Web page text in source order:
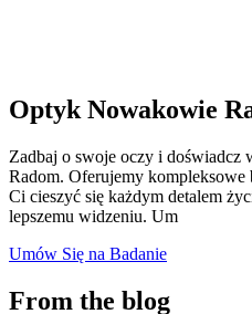
Optyk Nowakowie
Zadbaj o swoje oczy i doświadcz
Radom. Oferujemy kompleksowe
Ci cieszyć się każdym detalem
lepszemu widzeniu. Um
Umów Się na Badanie
From the blog